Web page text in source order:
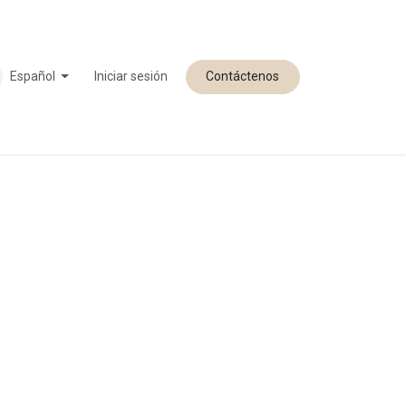
Español Iniciar sesión Contáctenos